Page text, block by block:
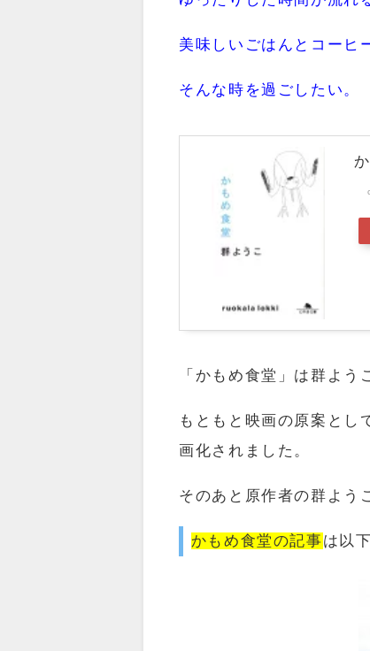
美味しいごはんとコーヒ
そんな時を過ごしたい。
「かもめ食堂」は群よう
もともと映画の原案とし
画化されました。
そのあと 原作者の群よう
かもめ食堂の記事は以